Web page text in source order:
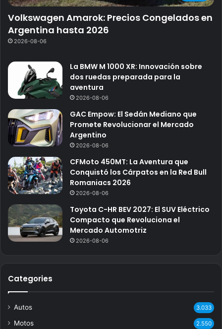
Volkswagen Amarok: Precios Congelados en
Argentina hasta 2026
2026-08-06
La BMW M 1000 XR: Innovación sobre
dos ruedas preparada para la
aventura
2026-08-06
GAC Empow: El Sedán Mediano que
Promete Revolucionar el Mercado
Argentino
2026-08-06
CFMoto 450MT: La Aventura que
Conquistó los Cárpatos en la Red Bull
Romaniacs 2026
2026-08-06
Toyota C-HR BEV 2027: El SUV Eléctrico
Compacto que Revoluciona el
Mercado Automotriz
2026-08-06
Categories
Autos 3.033
Motos 2.550